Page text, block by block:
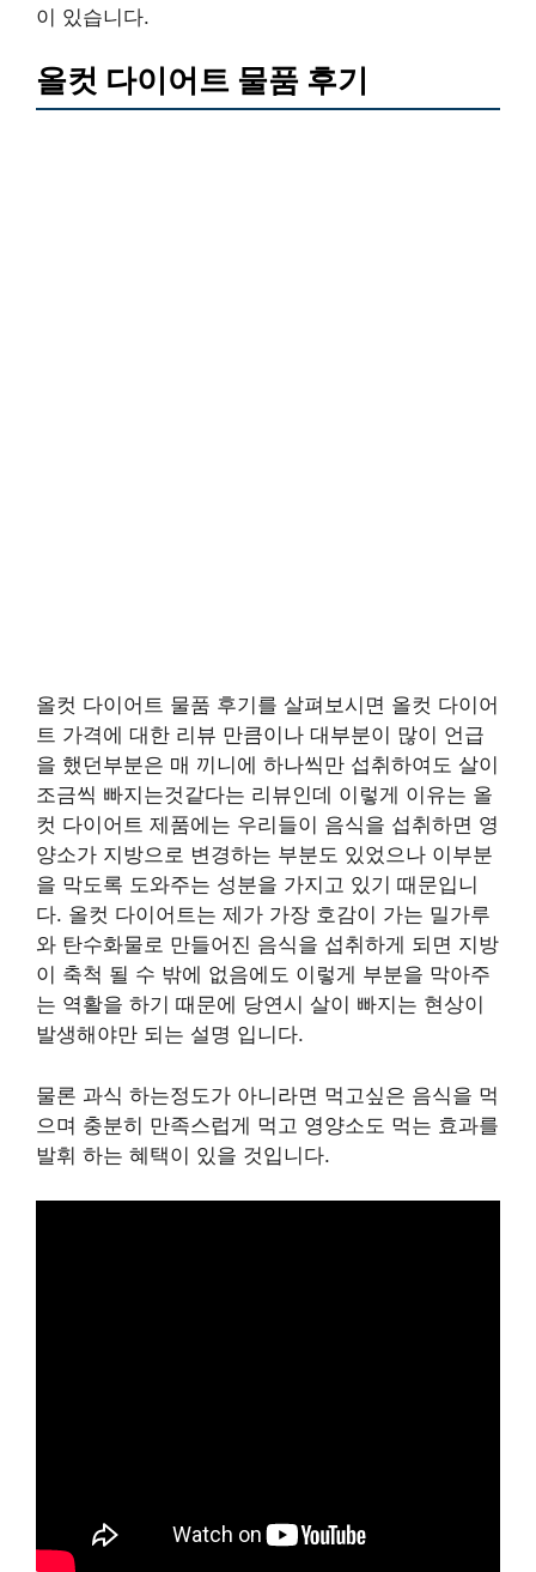
이 있습니다.
올컷 다이어트 물품 후기
올컷 다이어트 물품 후기를 살펴보시면 올컷 다이어
트 가격에 대한 리뷰 만큼이나 대부분이 많이 언급
을 했던부분은 매 끼니에 하나씩만 섭취하여도 살이
조금씩 빠지는것같다는 리뷰인데 이렇게 이유는 올
컷 다이어트 제품에는 우리들이 음식을 섭취하면 영
양소가 지방으로 변경하는 부분도 있었으나 이부분
을 막도록 도와주는 성분을 가지고 있기 때문입니
다. 올컷 다이어트는 제가 가장 호감이 가는 밀가루
와 탄수화물로 만들어진 음식을 섭취하게 되면 지방
이 축척 될 수 밖에 없음에도 이렇게 부분을 막아주
는 역활을 하기 때문에 당연시 살이 빠지는 현상이
발생해야만 되는 설명 입니다.
물론 과식 하는정도가 아니라면 먹고싶은 음식을 먹
으며 충분히 만족스럽게 먹고 영양소도 먹는 효과를
발휘 하는 혜택이 있을 것입니다.